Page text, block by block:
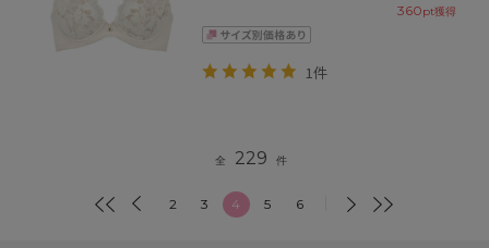
360pt獲得
1件
全 229 件
2 3 4 5 6